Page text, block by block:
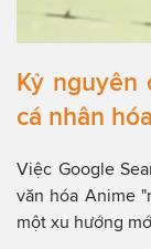
Kỷ nguyên
cá nhân hóa
Việc Google
văn hóa Anime
một xu hướng